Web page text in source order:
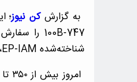
به گزارشکن نیوز؛
شناخته‌شده EP-IAM، آخرین بهره‌بردار تجاری این مدل در جهان باقی ماند.